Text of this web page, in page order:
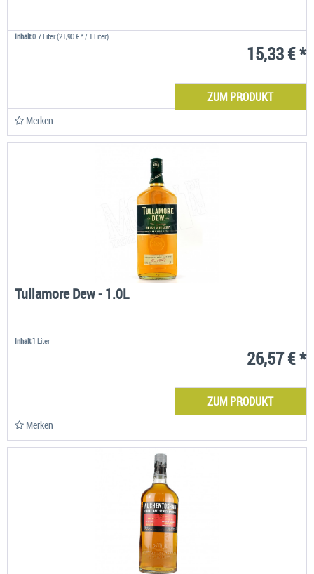
Inhalt0.7 Liter(21,90 € * / 1 Liter)
15,33 € *
ZUM PRODUKT
Merken
Tullamore Dew - 1.0L
Inhalt1 Liter
26,57 € *
ZUM PRODUKT
Merken